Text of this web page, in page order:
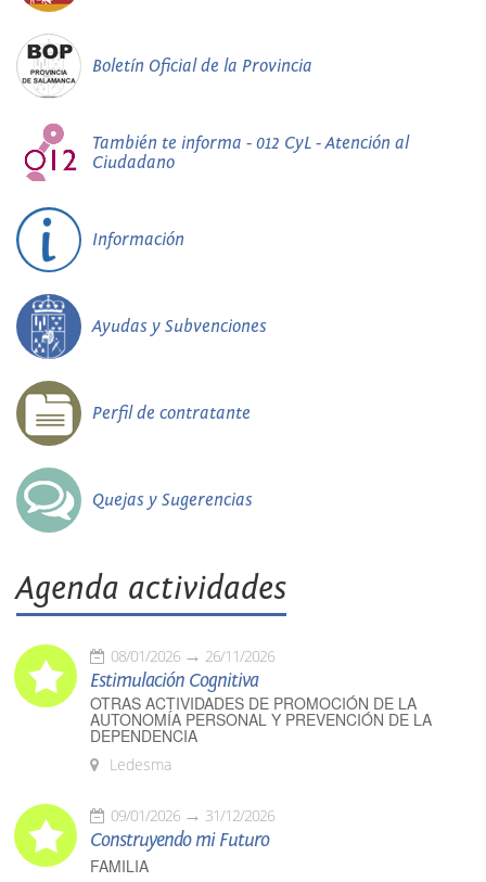
Boletín Oficial de la Provincia
También te informa - 012 CyL - Atención al
Ciudadano
Información
Ayudas y Subvenciones
Perfil de contratante
Quejas y Sugerencias
Agenda actividades
08/01/2026 26/11/2026
Estimulación Cognitiva
OTRAS ACTIVIDADES DE PROMOCIÓN DE LA
AUTONOMÍA PERSONAL Y PREVENCIÓN DE LA
DEPENDENCIA
Ledesma
09/01/2026 31/12/2026
Construyendo mi Futuro
FAMILIA